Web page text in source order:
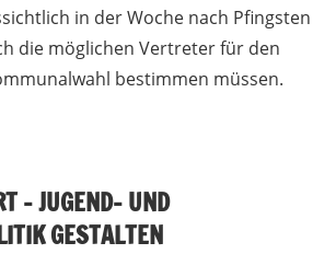
in der Woche nach Pfingsten
die möglichen Vertreter für den
bestimmen müssen.
– JUGEND- UND
GESTALTEN